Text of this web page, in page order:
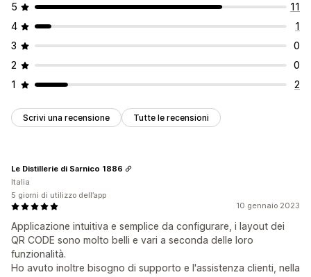
5
11
4
1
3
0
2
0
1
2
Scrivi una recensione Tutte le recensioni
10 gennaio 2023
Applicazione intuitiva e semplice da configurare, i layout dei
QR CODE sono molto belli e vari a seconda delle loro
funzionalità.
Ho avuto inoltre bisogno di supporto e l'assistenza clienti, nella
Le Distillerie di Sarnico 1886
Italia
5 giorni di utilizzo dell’app